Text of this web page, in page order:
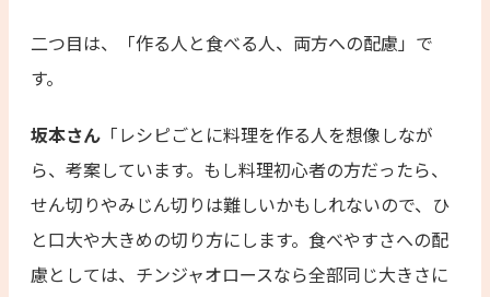
二つ目は、「作る人と食べる人、両方への配慮」で
す。
坂本さん 「レシピごとに料理を作る人を想像しなが
ら、考案しています。もし料理初心者の方だったら、
せん切りやみじん切りは難しいかもしれないので、ひ
と口大や大きめの切り方にします。食べやすさへの配
慮としては、チンジャオロースなら全部同じ大きさに